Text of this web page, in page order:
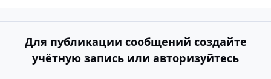
Для публикации сообщений создайте
учётную запись или авторизуйтесь